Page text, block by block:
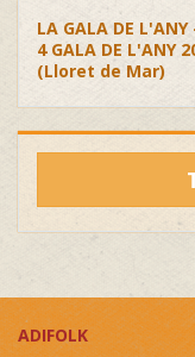
LA GALA DE
4 GALA DE L'ANY
(Lloret de Mar)
ADIFOLK